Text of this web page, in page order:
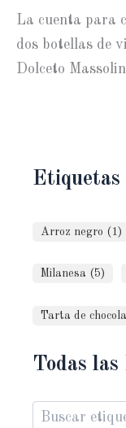
La cuenta para
dos botellas de
Dolceto
Etiquetas
Arroz negro (1)
Milanesa (5)
Tarta de
Todas